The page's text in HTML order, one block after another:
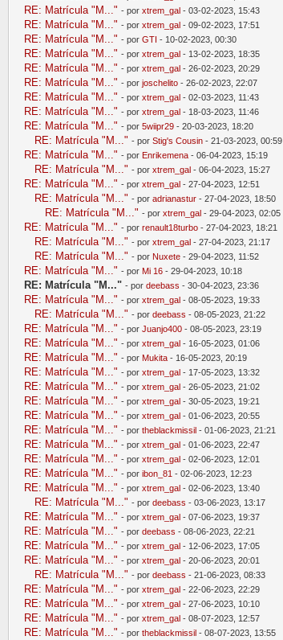
RE: Matrícula "M..." - por xtrem_gal - 03-02-2023, 15:43
RE: Matrícula "M..." - por xtrem_gal - 09-02-2023, 17:51
RE: Matrícula "M..." - por GTI - 10-02-2023, 00:30
RE: Matrícula "M..." - por xtrem_gal - 13-02-2023, 18:35
RE: Matrícula "M..." - por xtrem_gal - 26-02-2023, 20:29
RE: Matrícula "M..." - por joschelito - 26-02-2023, 22:07
RE: Matrícula "M..." - por xtrem_gal - 02-03-2023, 11:43
RE: Matrícula "M..." - por xtrem_gal - 18-03-2023, 11:46
RE: Matrícula "M..." - por 5wiipr29 - 20-03-2023, 18:20
RE: Matrícula "M..." - por Stig's Cousin - 21-03-2023, 00:59
RE: Matrícula "M..." - por Enrikemena - 06-04-2023, 15:19
RE: Matrícula "M..." - por xtrem_gal - 06-04-2023, 15:27
RE: Matrícula "M..." - por xtrem_gal - 27-04-2023, 12:51
RE: Matrícula "M..." - por adrianastur - 27-04-2023, 18:50
RE: Matrícula "M..." - por xtrem_gal - 29-04-2023, 02:05
RE: Matrícula "M..." - por renault18turbo - 27-04-2023, 18:21
RE: Matrícula "M..." - por xtrem_gal - 27-04-2023, 21:17
RE: Matrícula "M..." - por Nuxete - 29-04-2023, 11:52
RE: Matrícula "M..." - por Mi 16 - 29-04-2023, 10:18
RE: Matrícula "M..." - por deebass - 30-04-2023, 23:36
RE: Matrícula "M..." - por xtrem_gal - 08-05-2023, 19:33
RE: Matrícula "M..." - por deebass - 08-05-2023, 21:22
RE: Matrícula "M..." - por Juanjo400 - 08-05-2023, 23:19
RE: Matrícula "M..." - por xtrem_gal - 16-05-2023, 01:06
RE: Matrícula "M..." - por Mukita - 16-05-2023, 20:19
RE: Matrícula "M..." - por xtrem_gal - 17-05-2023, 13:32
RE: Matrícula "M..." - por xtrem_gal - 26-05-2023, 21:02
RE: Matrícula "M..." - por xtrem_gal - 30-05-2023, 19:21
RE: Matrícula "M..." - por xtrem_gal - 01-06-2023, 20:55
RE: Matrícula "M..." - por theblackmissil - 01-06-2023, 21:21
RE: Matrícula "M..." - por xtrem_gal - 01-06-2023, 22:47
RE: Matrícula "M..." - por xtrem_gal - 02-06-2023, 12:01
RE: Matrícula "M..." - por ibon_81 - 02-06-2023, 12:23
RE: Matrícula "M..." - por xtrem_gal - 02-06-2023, 13:40
RE: Matrícula "M..." - por deebass - 03-06-2023, 13:17
RE: Matrícula "M..." - por xtrem_gal - 07-06-2023, 19:37
RE: Matrícula "M..." - por deebass - 08-06-2023, 22:21
RE: Matrícula "M..." - por xtrem_gal - 12-06-2023, 17:05
RE: Matrícula "M..." - por xtrem_gal - 20-06-2023, 20:01
RE: Matrícula "M..." - por deebass - 21-06-2023, 08:33
RE: Matrícula "M..." - por xtrem_gal - 22-06-2023, 22:29
RE: Matrícula "M..." - por xtrem_gal - 27-06-2023, 10:10
RE: Matrícula "M..." - por xtrem_gal - 08-07-2023, 12:57
RE: Matrícula "M..." - por theblackmissil - 08-07-2023, 13:55